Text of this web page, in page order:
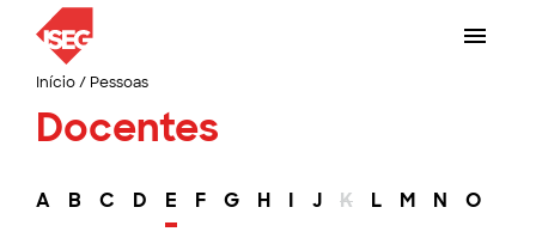
Início/ Pessoas
Docentes
A B C D E F G H I J K L M N O